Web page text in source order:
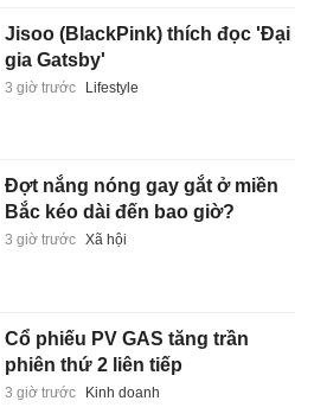
Jisoo (BlackPink) thích đọc 'Đại
gia Gatsby'
3 giờ trước Lifestyle
Đợt nắng nóng gay gắt ở miền
Bắc kéo dài đến bao giờ?
3 giờ trước Xã hội
Cổ phiếu PV GAS tăng trần
phiên thứ 2 liên tiếp
3 giờ trước Kinh doanh